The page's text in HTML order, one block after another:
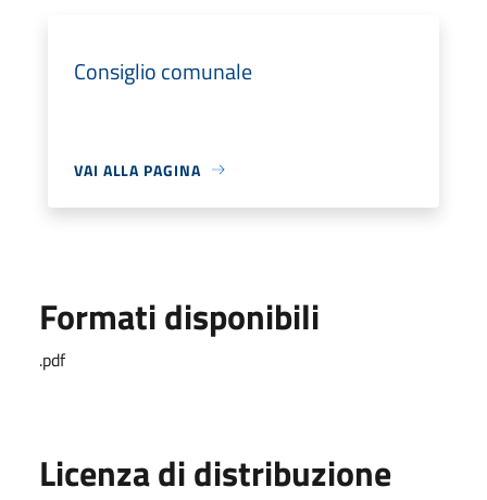
Consiglio comunale
VAI ALLA PAGINA
Formati disponibili
.pdf
Licenza di distribuzione